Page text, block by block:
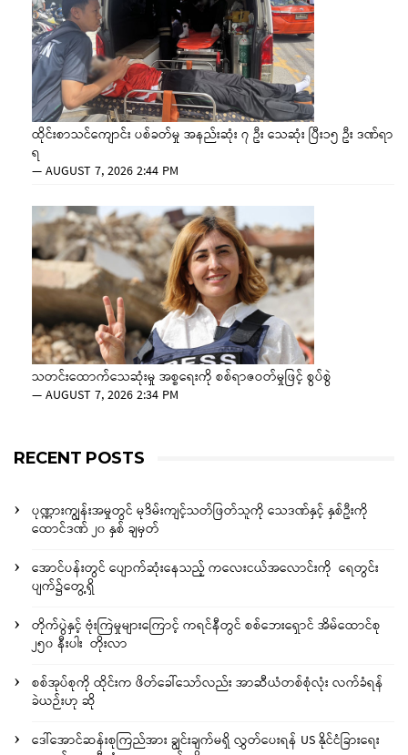
ထိုင်းစာသင်ကျောင်း ပစ်ခတ်မှု အနည်းဆုံး ၇ ဦး သေဆုံး ပြီး၁၅ ဦး ဒဏ်ရာ
ရ
—AUGUST 7, 2026 2:44 PM
သတင်းထောက်သေဆုံးမှု အစ္စရေးကို စစ်ရာဇဝတ်မှုဖြင့် စွပ်စွဲ
—AUGUST 7, 2026 2:34 PM
RECENT POSTS
ပုဏ္ဏားကျွန်းအမှုတွင် မုဒိမ်းကျင့်သတ်ဖြတ်သူကို သေဒဏ်နှင့် နှစ်ဦးကို
ထောင်ဒဏ် ၂၀ နှစ် ချမှတ်
အောင်ပန်းတွင် ပျောက်ဆုံးနေသည့် ကလေးငယ်အလောင်းကို ရေတွင်း
ပျက်၌တွေ့ရှိ
တိုက်ပွဲနှင့် ဗုံးကြဲမှုများကြောင့် ကရင်နီတွင် စစ်ဘေးရှောင် အိမ်ထောင်စု
၂၅၀ နီးပါး တိုးလာ
စစ်အုပ်စုကို ထိုင်းက ဖိတ်ခေါ်သော်လည်း အာဆီယံတစ်စုံလုံး လက်ခံရန်
ခဲယဉ်းဟု ဆို
ဒေါ်အောင်ဆန်းစုကြည်အား ချွင်းချက်မရှိ လွှတ်ပေးရန် US နိုင်ငံခြားရေး